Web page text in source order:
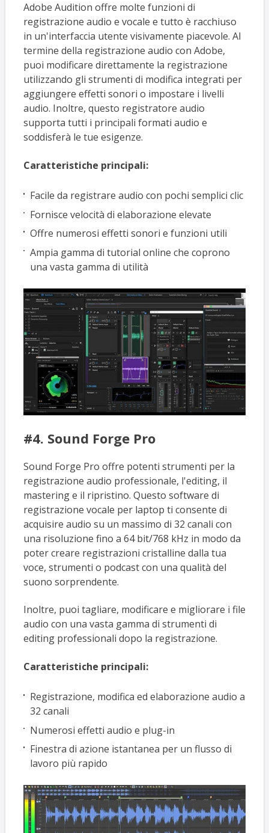
Adobe Audition offre molte funzioni di
registrazione audio e vocale e tutto è racchiuso
in un'interfaccia utente visivamente piacevole. Al
termine della registrazione audio con Adobe,
puoi modificare direttamente la registrazione
utilizzando gli strumenti di modifica integrati per
aggiungere effetti sonori o impostare i livelli
audio. Inoltre, questo registratore audio
supporta tutti i principali formati audio e
soddisferà le tue esigenze.
Caratteristiche principali:
Facile da registrare audio con pochi semplici clic
Fornisce velocità di elaborazione elevate
Offre numerosi effetti sonori e funzioni utili
Ampia gamma di tutorial online che coprono
una vasta gamma di utilità
#4. Sound Forge Pro
Sound Forge Pro offre potenti strumenti per la
registrazione audio professionale, l'editing, il
mastering e il ripristino. Questo software di
registrazione vocale per laptop ti consente di
acquisire audio su un massimo di 32 canali con
una risoluzione fino a 64 bit/768 kHz in modo da
poter creare registrazioni cristalline dalla tua
voce, strumenti o podcast con una qualità del
suono sorprendente.
Inoltre, puoi tagliare, modificare e migliorare i file
audio con una vasta gamma di strumenti di
editing professionali dopo la registrazione.
Caratteristiche principali:
Registrazione, modifica ed elaborazione audio a
32 canali
Numerosi effetti audio e plug-in
Finestra di azione istantanea per un flusso di
lavoro più rapido